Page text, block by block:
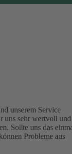
unserem Service
uns sehr wertvoll und
Sollte uns das
Probleme aus